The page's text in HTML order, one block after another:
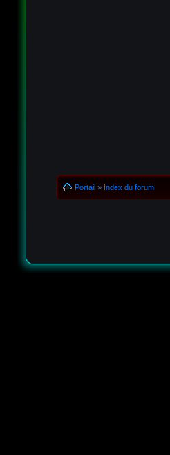
Portail» Index du forum